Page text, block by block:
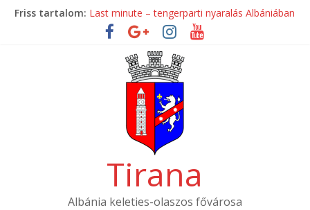
SkipFriss tartalom: Last minute – tengerparti nyaralás Albániában
Mondial Hotel ****
Mak Albania Hotel *****
La Bohème Hotel ****
Tirana International Hotel ****
Tirana
Albánia keleties-olaszos fővárosa